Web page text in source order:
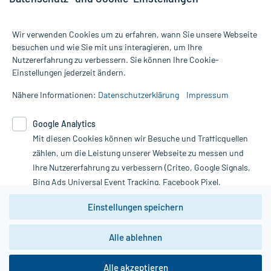
Alle Preise gelten inkl. MwSt., ggf. zzgl. Versandkosten
Informationen auf dieser Website werden ausschließlich für
die Untersuchung und Behandlung durch einen Arzt. Bitte
Therapien eingeleitet werden können. | Diese Webseite benutzt
Google Analytics. Lesen Sie bitte dazu die wichtigen Hinweise in
unserer Datenschutzerklärung. Für den Widerruf einer Bestellung
nutzen Sie das Formular:
Vertrag widerrufen
*Hinweise zu unseren Aktionen und Bewertungen
Wir verwenden Cookies um zu erfahren, wann Sie unsere Webseite
besuchen und wie Sie mit uns interagieren, um Ihre
Nutzererfahrung zu verbessern. Sie können Ihre Cookie-
Einstellungen jederzeit ändern.
Nähere Informationen: Datenschutzerklärung Impressum
Google Analytics
Mit diesen Cookies können wir Besuche und Trafficquellen
zählen, um die Leistung unserer Webseite zu messen und
Ihre Nutzererfahrung zu verbessern (Criteo, Google Signals,
Bing Ads Universal Event Tracking, Facebook Pixel,
Youtube-Social Plugin).
Wir weisen darauf hin, dass die
zwingend den Europäischen Anforderungen gem. EU-
DSGVO genügen und ein Datentransfer in Drittstaaten bzw.
Daten dort verarbeitet werden, kann nicht geprüft und
Einstellungen speichern
Alle ablehnen
Alle akzeptieren